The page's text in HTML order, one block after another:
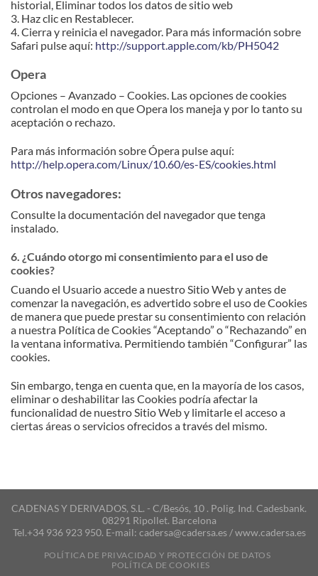
historial, Eliminar todos los datos de sitio web
3. Haz clic en Restablecer.
4. Cierra y reinicia el navegador. Para más información sobre
Safari pulse aquí: http://support.apple.com/kb/PH5042
Opera
Opciones – Avanzado – Cookies. Las opciones de cookies
controlan el modo en que Opera los maneja y por lo tanto su
aceptación o rechazo.
Para más información sobre Ópera pulse aquí:
http://help.opera.com/Linux/10.60/es-ES/cookies.html
Otros navegadores:
Consulte la documentación del navegador que tenga
instalado.
6. ¿Cuándo otorgo mi consentimiento para el uso de
cookies?
Cuando el Usuario accede a nuestro Sitio Web y antes de
comenzar la navegación, es advertido sobre el uso de Cookies
de manera que puede prestar su consentimiento con relación
a nuestra Política de Cookies “Aceptando” o “Rechazando” en
la ventana informativa. Permitiendo también “Configurar” las
cookies.
Sin embargo, tenga en cuenta que, en la mayoría de los casos,
eliminar o deshabilitar las Cookies podría afectar la
funcionalidad de nuestro Sitio Web y limitarle el acceso a
ciertas áreas o servicios ofrecidos a través del mismo.
CADENAS Y DERIVADOS, S.L. - C/Besós, 10 . Polig. Ind. Cadesbank.
08291 Ripollet. Barcelona
Tel.+34 936 923 950. E-mail: cadersa@cadersa.es / www.cadersa.es
POLÍTICA DE PRIVACIDAD Y PROTECCIÓN DE DATOS
POLÍTICA DE COOKIES